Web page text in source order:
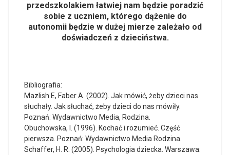
przedszkolakiem łatwiej nam będzie poradzić
sobie z uczniem, którego dążenie do
autonomii będzie w dużej mierze zależało od
doświadczeń z dzieciństwa.
Bibliografia:
Mazlish E, Faber A. (2002). Jak mówić, żeby dzieci nas
słuchały. Jak słuchać, żeby dzieci do nas mówiły.
Poznań: Wydawnictwo Media, Rodzina.
Obuchowska, I. (1996). Kochać i rozumieć. Część
pierwsza. Poznań: Wydawnictwo Media Rodzina.
Schaffer, H. R. (2005). Psychologia dziecka. Warszawa: